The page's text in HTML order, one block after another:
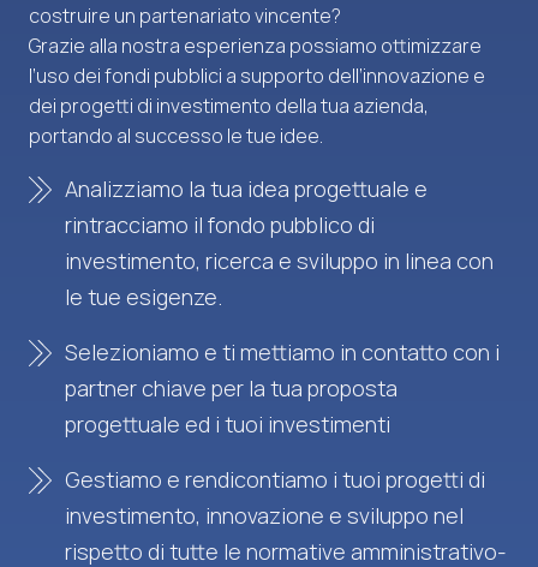
costruire un partenariato vincente?
Grazie alla nostra esperienza possiamo ottimizzare
l’uso dei fondi pubblici a supporto dell’innovazione e
dei progetti di investimento della tua azienda,
portando al successo le tue idee.
Analizziamo la tua idea progettuale e
rintracciamo il fondo pubblico di
investimento, ricerca e sviluppo in linea con
le tue esigenze.
Selezioniamo e ti mettiamo in contatto con i
partner chiave per la tua proposta
progettuale ed i tuoi investimenti
Gestiamo e rendicontiamo i tuoi progetti di
investimento, innovazione e sviluppo nel
rispetto di tutte le normative amministrativo-